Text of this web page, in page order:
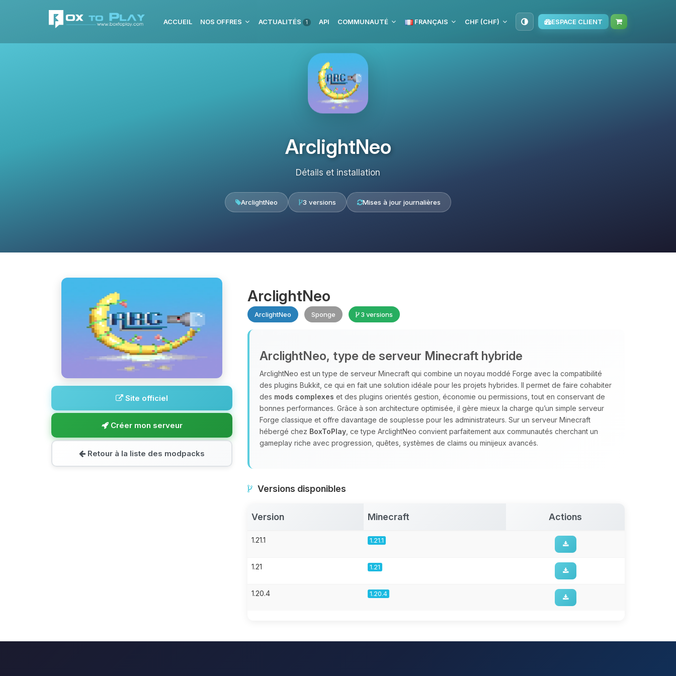
ACCUEIL NOS OFFRES ACTUALITÉS 1 API COMMUNAUTÉ FRANÇAIS CHF (CHF) ESPACE CLIENT
ArclightNeo
Détails et installation
ArclightNeo 3 versions Mises à jour journalières
Site officiel
Créer mon serveur
Retour à la liste des modpacks
ArclightNeo
ArclightNeo Sponge 3 versions
ArclightNeo, type de serveur Minecraft hybride
ArclightNeo est un type de serveur Minecraft qui combine un noyau moddé Forge avec la compatibilité
des plugins Bukkit, ce qui en fait une solution idéale pour les projets hybrides. Il permet de faire cohabiter
des mods complexes et des plugins orientés gestion, économie ou permissions, tout en conservant de
bonnes performances. Grâce à son architecture optimisée, il gère mieux la charge qu’un simple serveur
Forge classique et offre davantage de souplesse pour les administrateurs. Sur un serveur Minecraft
hébergé chez BoxToPlay , ce type ArclightNeo convient parfaitement aux communautés cherchant un
gameplay riche avec progression, quêtes, systèmes de claims ou minijeux avancés.
Versions disponibles
Version Minecraft Actions
1.21.1 1.21.1
1.21 1.21
1.20.4 1.20.4